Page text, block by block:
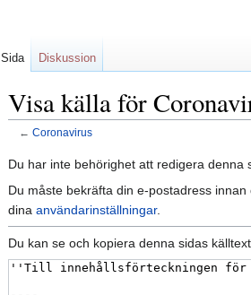
Visa källa för
← Coronavirus
Hoppa
till
navigering
Hoppa
till
sök
Du har inte behörighet att redigera denna
Du måste bekräfta din e-postadress
dina användarinställningar.
Du kan se och kopiera denna sidas
Sida Diskussion